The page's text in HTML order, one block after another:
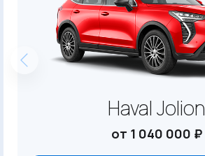
Haval Jolion
от 1 040 000 ₽